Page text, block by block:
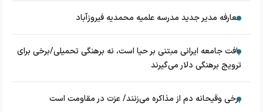
معارفه مدیر جدید مدرسه علمیه محمدیه فیروزآباد
بافت جامعه ایرانی مبتنی بر حیا است، نه برهنگی تحمیلی/برخی برای
ترویج برهنگی دلار می‌گیرند
برخی وقیحانه دم از مذاکره می‌زنند/ عزت در مقاومت است